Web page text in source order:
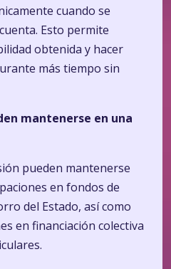
cuando se
Esto permite
obtenida y hacer
más tiempo sin
mantenerse en una
pueden mantenerse
en fondos de
del Estado, así como
en financiación colectiva